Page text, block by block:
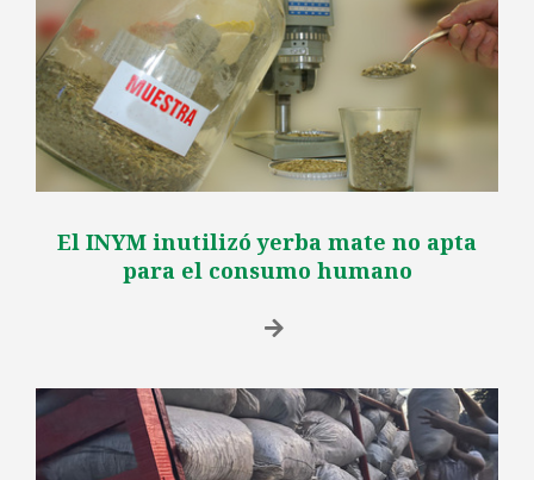
El INYM inutilizó yerba mate no apta
para el consumo humano